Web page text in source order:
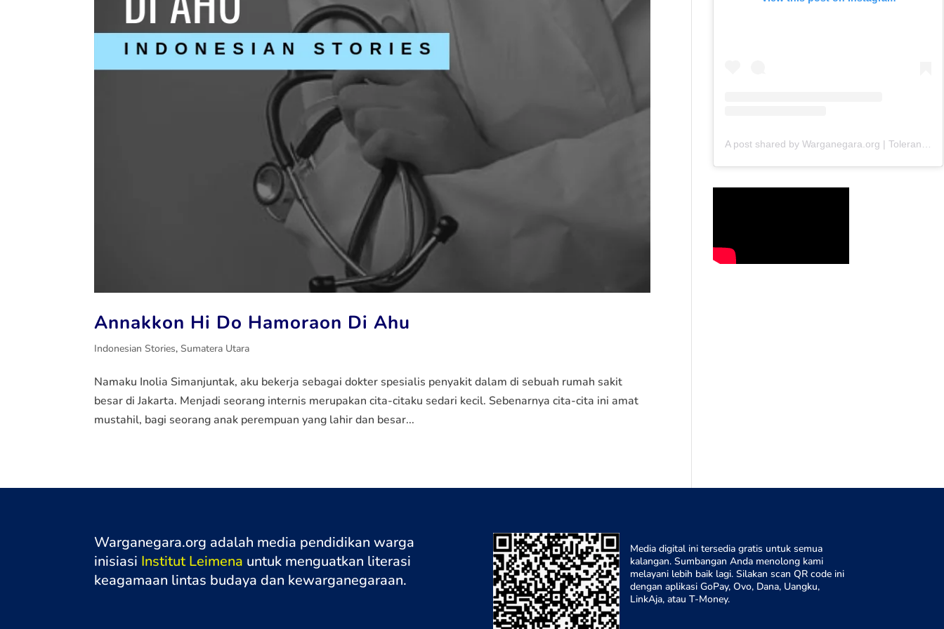
Annakkon Hi Do Hamoraon Di Ahu
Indonesian Stories,Sumatera Utara
Namaku Inolia Simanjuntak, aku bekerja sebagai dokter spesialis penyakit dalam di sebuah rumah sakit
besar di Jakarta. Menjadi seorang internis merupakan cita-citaku sedari kecil. Sebenarnya cita-cita ini amat
mustahil, bagi seorang anak perempuan yang lahir dan besar...
Warganegara.org adalah media pendidikan warga
inisiasi Institut Leimena untuk menguatkan literasi
keagamaan lintas budaya dan kewarganegaraan.
Media digital ini tersedia gratis untuk semua
kalangan. Sumbangan Anda menolong kami
melayani lebih baik lagi. Silakan scan QR code ini
dengan aplikasi GoPay, Ovo, Dana, Uangku,
LinkAja, atau T-Money.